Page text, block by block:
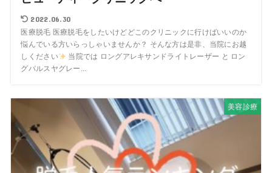
2022.06.30
医療脱毛 医療脱毛をしたいけどどこのクリニックに行けばいいのか
悩んでいる方いらっしゃいませんか？ そんな方は是非、当院にお越
しください
当院では ロングアレキサンドライトレーザー と ロン
グパルスヤグレー...
美容診療